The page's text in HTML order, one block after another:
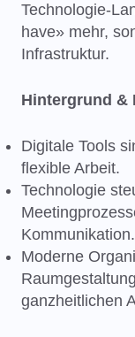
Technologie-
have» mehr,
Infrastruktur.
Hintergrund &
Digitale Tools
flexible Arbeit.
Technologie
Kommunikation.
Moderne
ganzheitlichen